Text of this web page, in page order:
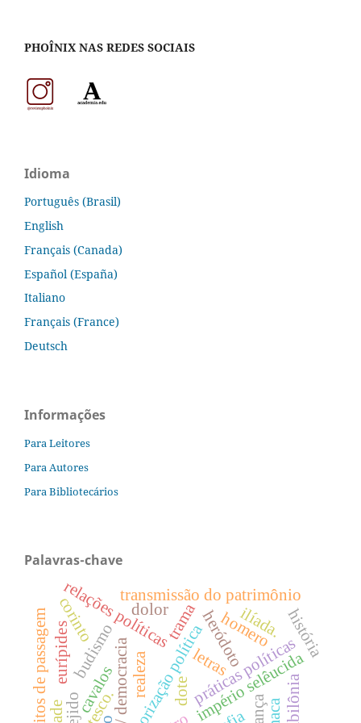
PHOÎNIX NAS REDES SOCIAIS
Idioma
Português (Brasil)
English
Français (Canada)
Español (España)
Italiano
Français (France)
Deutsch
Informações
Para Leitores
Para Autores
Para Bibliotecários
Palavras-chave
heródoto
teorização políticapráticas políticas
império selêucida
relações políticas
babilônia
transmissão do patrimônio
dote
budismo homero
eurípides realeza
ritos de passagem letras
história
tejido
trama ilíada.
corinto
cavalos
dolor